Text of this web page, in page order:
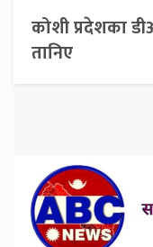
कोशी प्रदेशका
तानिए